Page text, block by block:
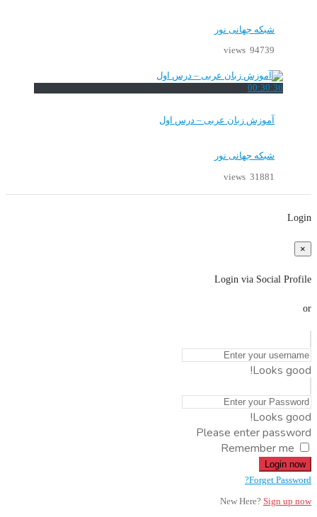
شبکه جهانی نور
94739 views
00:30:36
آموزش زبان عربی – درس اول
شبکه جهانی نور
31881 views
Login
×
Login via Social Profile
or
Looks good!
Looks good!
Please enter password
Remember me
Login now
Forget Password?
New Here? Sign up now